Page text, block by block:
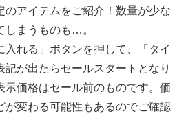
のアイテムをご紹介！数量が少な
しまうものも…。
入れる」ボタンを押して、「タイ
記が出たらセールスタートとなり
示価格はセール前のものです。価
が変わる可能性もあるのでご確認